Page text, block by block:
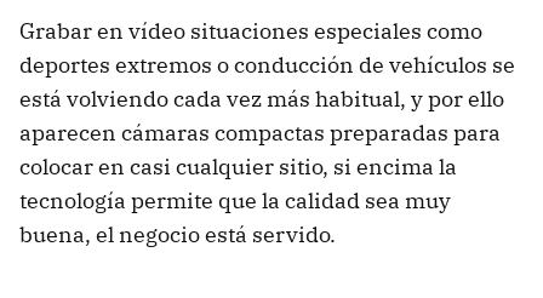
Grabar en vídeo situaciones especiales como
deportes extremos o conducción de vehículos se
está volviendo cada vez más habitual, y por ello
aparecen cámaras compactas preparadas para
colocar en casi cualquier sitio, si encima la
tecnología permite que la calidad sea muy
buena, el negocio está servido.